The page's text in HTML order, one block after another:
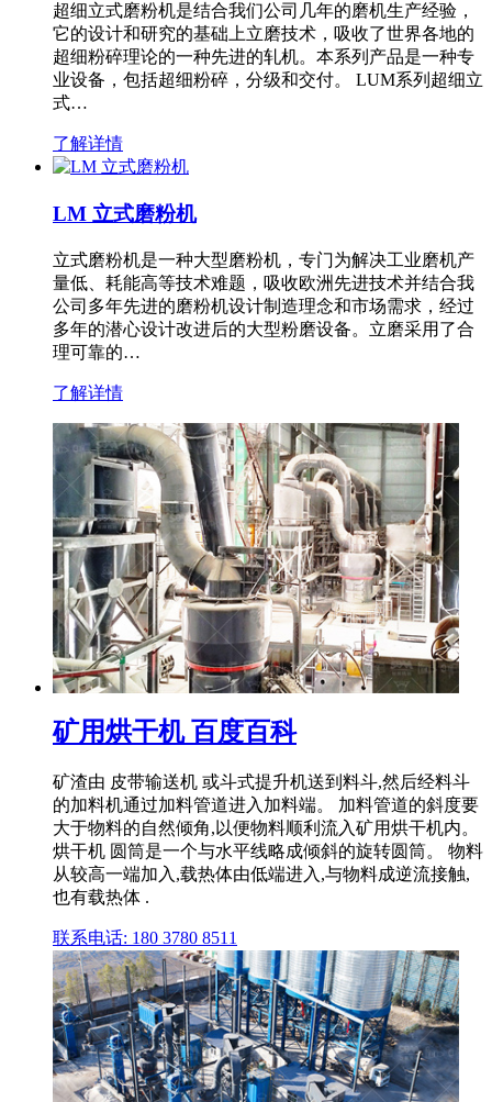
超细立式磨粉机是结合我们公司几年的磨机生产经验，
它的设计和研究的基础上立磨技术，吸收了世界各地的
超细粉碎理论的一种先进的轧机。本系列产品是一种专
业设备，包括超细粉碎，分级和交付。 LUM系列超细立
式…
了解详情
LM 立式磨粉机
立式磨粉机是一种大型磨粉机，专门为解决工业磨机产
量低、耗能高等技术难题，吸收欧洲先进技术并结合我
公司多年先进的磨粉机设计制造理念和市场需求，经过
多年的潜心设计改进后的大型粉磨设备。立磨采用了合
理可靠的…
了解详情
矿用烘干机 百度百科
矿渣由 皮带输送机 或斗式提升机送到料斗,然后经料斗
的加料机通过加料管道进入加料端。 加料管道的斜度要
大于物料的自然倾角,以便物料顺利流入矿用烘干机内。
烘干机 圆筒是一个与水平线略成倾斜的旋转圆筒。 物料
从较高一端加入,载热体由低端进入,与物料成逆流接触,
也有载热体 .
联系电话: 180 3780 8511